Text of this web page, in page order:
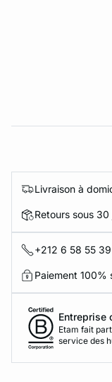
Livraison à
Retours sous 30
+212 6 58 55
Paiement 100%
Entreprise
Etam fait
service des